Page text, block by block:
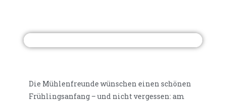
Die Mühlenfreunde wünschen einen schönen
Frühlingsanfang – und nicht vergessen: am